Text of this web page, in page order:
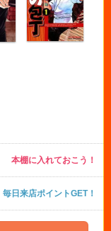
本棚に入れておこう！
毎日来店ポイントGET！